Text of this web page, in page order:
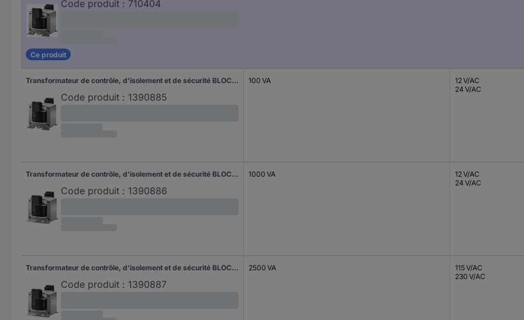
Code produit : 710404
Ce produit
Transformateur de contrôle, d'isolement et de sécurité BLOCK STEU 100/24 1 pc(s)
Code produit : 1390885
100 VA
12 V/AC
24 V/AC
Transformateur de contrôle, d'isolement et de sécurité BLOCK STEU 1000/24 1 pc(s)
Code produit : 1390886
1000 VA
12 V/AC
24 V/AC
Transformateur de contrôle, d'isolement et de sécurité BLOCK STEU 2500/23 1 pc(s)
Code produit : 1390887
2500 VA
115 V/AC
230 V/AC